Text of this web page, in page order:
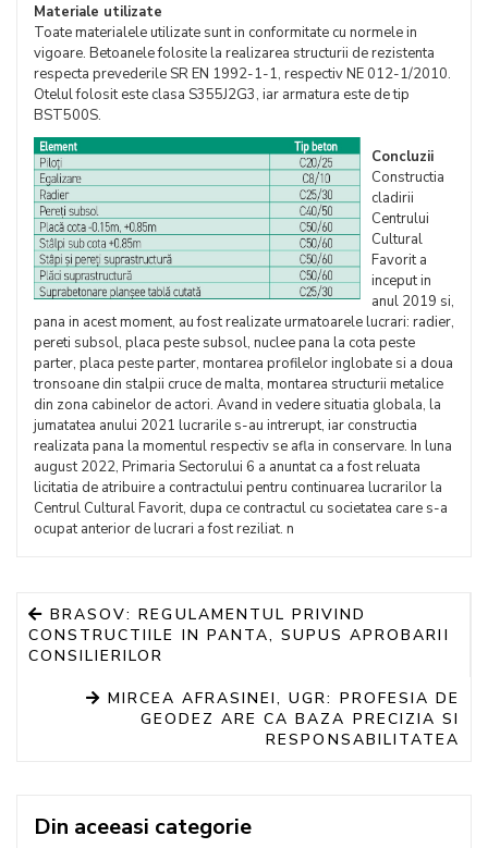
Materiale utilizate
Toate materialele utilizate sunt in conformitate cu normele in
vigoare. Betoanele folosite la realizarea structurii de rezistenta
respecta prevederile SR EN 1992-1-1, respectiv NE 012-1/2010.
Otelul folosit este clasa S355J2G3, iar armatura este de tip
BST500S.
Concluzii
Constructia
cladirii
Centrului
Cultural
Favorit a
inceput in
anul 2019 si,
pana in acest moment, au fost realizate urmatoarele lucrari: radier,
pereti subsol, placa peste subsol, nuclee pana la cota peste
parter, placa peste parter, montarea profilelor inglobate si a doua
tronsoane din stalpii cruce de malta, montarea structurii metalice
din zona cabinelor de actori. Avand in vedere situatia globala, la
jumatatea anului 2021 lucrarile s-au intrerupt, iar constructia
realizata pana la momentul respectiv se afla in conservare. In luna
august 2022, Primaria Sectorului 6 a anuntat ca a fost reluata
licitatia de atribuire a contractului pentru continuarea lucrarilor la
Centrul Cultural Favorit, dupa ce contractul cu societatea care s-a
ocupat anterior de lucrari a fost reziliat. n
BRASOV: REGULAMENTUL PRIVIND
CONSTRUCTIILE IN PANTA, SUPUS APROBARII
CONSILIERILOR
MIRCEA AFRASINEI, UGR: PROFESIA DE
GEODEZ ARE CA BAZA PRECIZIA SI
RESPONSABILITATEA
Din aceeasi categorie